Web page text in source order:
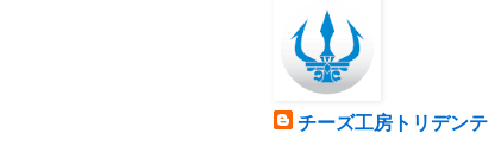
チーズ工房トリデンテ